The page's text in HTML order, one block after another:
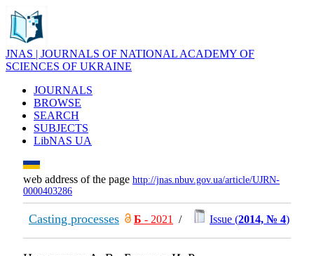
JNAS | JOURNALS OF NATIONAL ACADEMY OF
SCIENCES OF UKRAINE
JOURNALS
BROWSE
SEARCH
SUBJECTS
LibNAS UA
web address of the page http://jnas.nbuv.gov.ua/article/UJRN-
0000403286
Casting processes Б - 2021 / Issue (2014, № 4)